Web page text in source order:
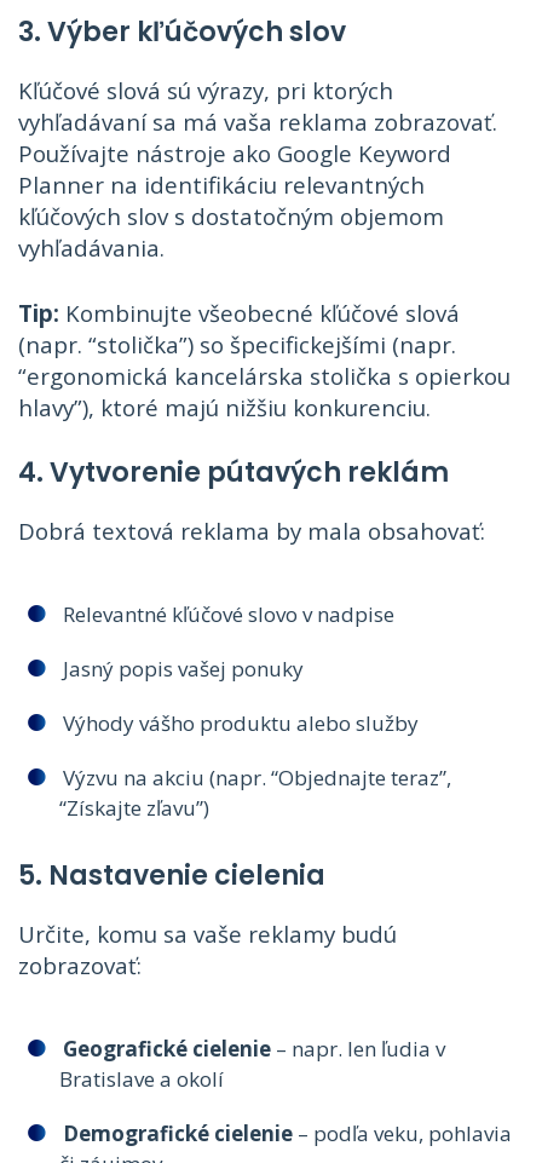
3. Výber kľúčových slov
Kľúčové slová sú výrazy, pri ktorých
vyhľadávaní sa má vaša reklama zobrazovať.
Používajte nástroje ako Google Keyword
Planner na identifikáciu relevantných
kľúčových slov s dostatočným objemom
vyhľadávania.
Tip: Kombinujte všeobecné kľúčové slová
(napr. “stolička”) so špecifickejšími (napr.
“ergonomická kancelárska stolička s opierkou
hlavy”), ktoré majú nižšiu konkurenciu.
4. Vytvorenie pútavých reklám
Dobrá textová reklama by mala obsahovať:
Relevantné kľúčové slovo v nadpise
Jasný popis vašej ponuky
Výhody vášho produktu alebo služby
Výzvu na akciu (napr. “Objednajte teraz”,
“Získajte zľavu”)
5. Nastavenie cielenia
Určite, komu sa vaše reklamy budú
zobrazovať:
Geografické cielenie– napr. len ľudia v
Bratislave a okolí
Demografické cielenie– podľa veku, pohlavia